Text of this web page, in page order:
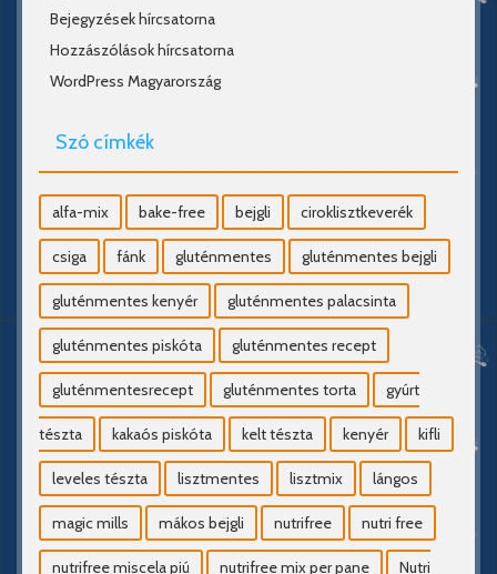
Bejegyzések hírcsatorna
Hozzászólások hírcsatorna
WordPress Magyarország
Szó címkék
alfa-mix bake-free bejgli ciroklisztkeverék
csiga fánk gluténmentes gluténmentes bejgli
gluténmentes kenyér gluténmentes palacsinta
gluténmentes piskóta gluténmentes recept
gluténmentesrecept gluténmentes torta gyúrt
tészta kakaós piskóta kelt tészta kenyér kifli
leveles tészta lisztmentes lisztmix lángos
magic mills mákos bejgli nutrifree nutri free
nutrifree miscela piú nutrifree mix per pane Nutri